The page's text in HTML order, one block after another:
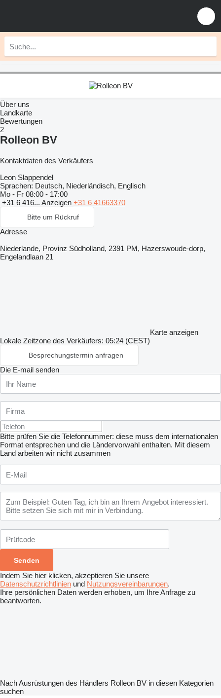
Über uns
Landkarte
Bewertungen
2
Rolleon BV
Kontaktdaten des Verkäufers
Leon Slappendel
Sprachen: Deutsch, Niederländisch, Englisch
Mo - Fr 08:00 - 17:00
+31 6 416... Anzeigen +31 6 41663370
Bitte um Rückruf
Adresse
Niederlande, Provinz Südholland, 2391 PM, Hazerswoude-dorp,
Engelandlaan 21
Karte anzeigen
Lokale Zeitzone des Verkäufers: 05:24 (CEST)
Besprechungstermin anfragen
Die E-mail senden
Bitte prüfen Sie die Telefonnummer: diese muss dem internationalen
Format entsprechen und die Ländervorwahl enthalten. Mit diesem
Land arbeiten wir nicht zusammen
Indem Sie hier klicken, akzeptieren Sie unsere
Datenschutzrichtlinien und Nutzungsvereinbarungen.
Ihre persönlichen Daten werden erhoben, um Ihre Anfrage zu
beantworten.
Nach Ausrüstungen des Händlers Rolleon BV in diesen Kategorien
suchen